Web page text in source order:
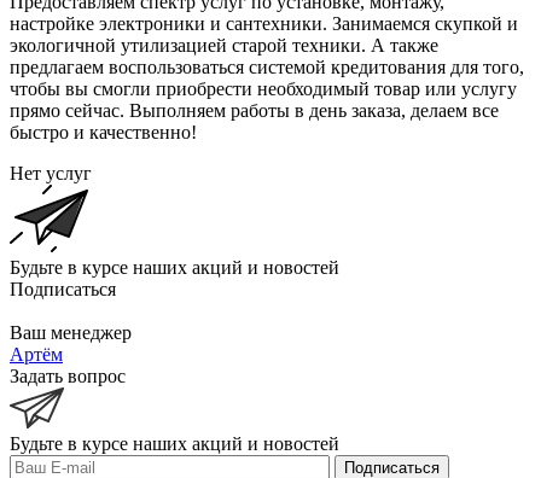
настройке электроники и сантехники. Занимаемся скупкой и
экологичной утилизацией старой техники. А также
предлагаем воспользоваться системой кредитования для того,
чтобы вы смогли приобрести необходимый товар или услугу
прямо сейчас. Выполняем работы в день заказа, делаем все
быстро и качественно!
Нет услуг
Будьте в курсе наших акций и новостей
Подписаться
Ваш менеджер
Артём
Задать вопрос
Будьте в курсе наших акций и новостей
Подписаться